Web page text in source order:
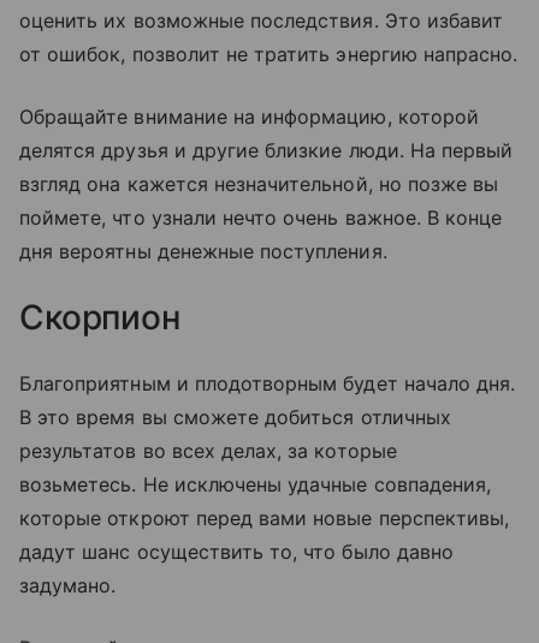
оценить их возможные последствия. Это избавит
от ошибок, позволит не тратить энергию напрасно.
Обращайте внимание на информацию, которой
делятся друзья и другие близкие люди. На первый
взгляд она кажется незначительной, но позже вы
поймете, что узнали нечто очень важное. В конце
дня вероятны денежные поступления.
Скорпион
Благоприятным и плодотворным будет начало дня.
В это время вы сможете добиться отличных
результатов во всех делах, за которые
возьметесь. Не исключены удачные совпадения,
которые откроют перед вами новые перспективы,
дадут шанс осуществить то, что было давно
задумано.